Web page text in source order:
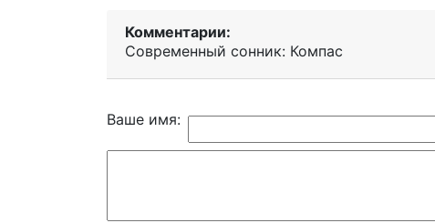
Комментарии:
Современный сонник: Компас
Ваше имя: